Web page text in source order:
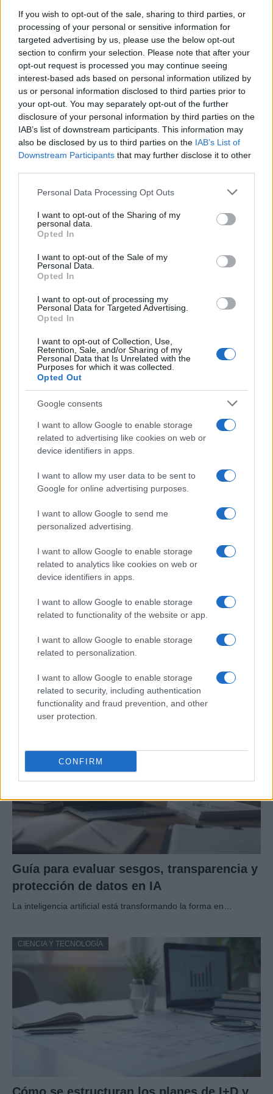
If you wish to opt-out of the sale, sharing to third parties, or
processing of your personal or sensitive information for
targeted advertising by us, please use the below opt-out
section to confirm your selection. Please note that after your
opt-out request is processed you may continue seeing
interest-based ads based on personal information utilized by
us or personal information disclosed to third parties prior to
your opt-out. You may separately opt-out of the further
disclosure of your personal information by third parties on the
IAB’s list of downstream participants. This information may
also be disclosed by us to third parties on the IAB’s List of
Downstream Participants that may further disclose it to other
Please note that this website/app uses one or more Google
not limited to your visit or usage behaviour. You may click to
grant or deny consent to Google and its third-party tags to
use your data for below specified purposes in below Google
consent section.
Personal Data Processing Opt Outs
I want to opt-out of the Sharing of my
personal data.
Opted In
I want to opt-out of the Sale of my
Personal Data.
Opted In
I want to opt-out of processing my
Personal Data for Targeted Advertising.
Opted In
I want to opt-out of Collection, Use,
Retention, Sale, and/or Sharing of my
Personal Data that Is Unrelated with the
Purposes for which it was collected.
Opted Out
Google consents
I want to allow Google to enable storage
related to advertising like cookies on web or
device identifiers in apps.
I want to allow my user data to be sent to
Google for online advertising purposes.
I want to allow Google to send me
personalized advertising.
I want to allow Google to enable storage
related to analytics like cookies on web or
device identifiers in apps.
I want to allow Google to enable storage
related to functionality of the website or app.
I want to allow Google to enable storage
related to personalization.
I want to allow Google to enable storage
related to security, including authentication
functionality and fraud prevention, and other
user protection.
CONFIRM
Identifica tus intereses y competencias en datos, IA,…
CIENCIA Y TECNOLOGÍA
Ética en IA: marcos, riesgos y
mitigaciones aplicadas
La inteligencia artificial ética es fundamental para un…
CIENCIA Y TECNOLOGÍA
Protocolos de seguridad ocular y
consejos para fotografiar eclipses solares
Cómo elegir una carrera STEAM: perfiles
Descubre cómo elegir la mejor opción en STEAM:…
CIENCIA Y TECNOLOGÍA
Guía para evaluar sesgos, transparencia y
protección de datos en IA
La inteligencia artificial está transformando la forma en…
CIENCIA Y TECNOLOGÍA